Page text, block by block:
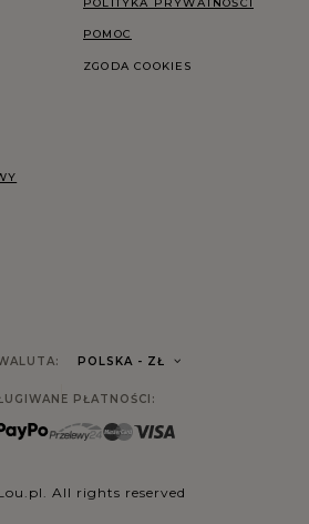
POMOC
ZGODA COOKIES
POLSKA - ZŁ
PŁATNOŚCI:
All rights reserved